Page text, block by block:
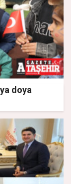
doya